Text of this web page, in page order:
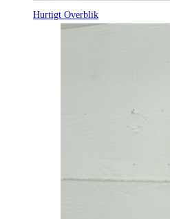
Hurtigt Overblik